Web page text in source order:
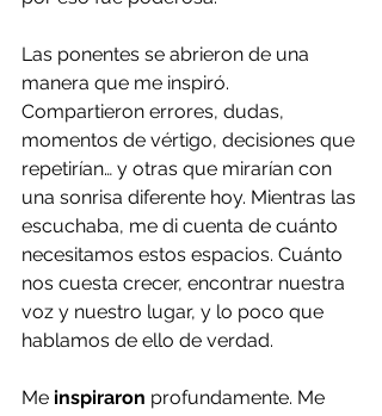
Las ponentes se abrieron de una
manera que me inspiró.
Compartieron errores, dudas,
momentos de vértigo, decisiones que
repetirían… y otras que mirarían con
una sonrisa diferente hoy. Mientras las
escuchaba, me di cuenta de cuánto
necesitamos estos espacios. Cuánto
nos cuesta crecer, encontrar nuestra
voz y nuestro lugar, y lo poco que
hablamos de ello de verdad.
Me inspiraron profundamente. Me